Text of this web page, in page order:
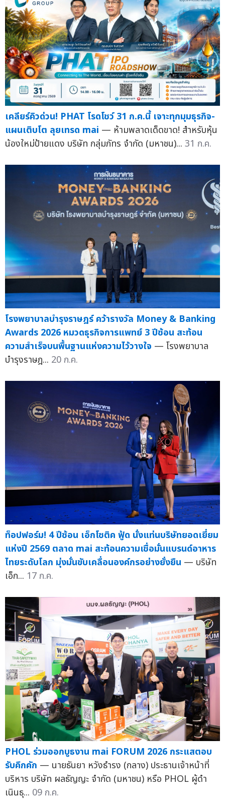
เคลียร์คิวด่วน! PHAT โรดโชว์ 31 ก.ค.นี้ เจาะทุกมุมธุรกิจ-
แผนเติบโต ลุยเทรด mai — ห้ามพลาดเด็ดขาด! สำหรับหุ้น
น้องใหม่ป้ายแดง บริษัท กลุ่มภัทร จำกัด (มหาชน)... 31 ก.ค.
โรงพยาบาลบำรุงราษฎร์ คว้ารางวัล Money & Banking
Awards 2026 หมวดธุรกิจการแพทย์ 3 ปีซ้อน สะท้อน
ความสำเร็จบนพื้นฐานแห่งความไว้วางใจ — โรงพยาบาล
บำรุงราษฎ... 20 ก.ค.
ท็อปฟอร์ม! 4 ปีซ้อน เอ็กโซติค ฟู้ด นั่งแท่นบริษัทยอดเยี่ยม
แห่งปี 2569 ตลาด mai สะท้อนความเชื่อมั่นแบรนด์อาหาร
ไทยระดับโลก มุ่งมั่นขับเคลื่อนองค์กรอย่างยั่งยืน — บริษัท
เอ็ก... 17 ก.ค.
PHOL ร่วมออกบูธงาน mai FORUM 2026 กระแสตอบ
รับคึกคัก — นายธันยา หวังธำรง (กลาง) ประธานเจ้าหน้าที่
บริหาร บริษัท ผลธัญญะ จำกัด (มหาชน) หรือ PHOL ผู้ดำ
เนินธุ... 09 ก.ค.